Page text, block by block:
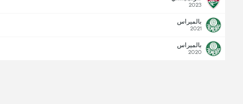
2023
بالميراس
2021
بالميراس
2020